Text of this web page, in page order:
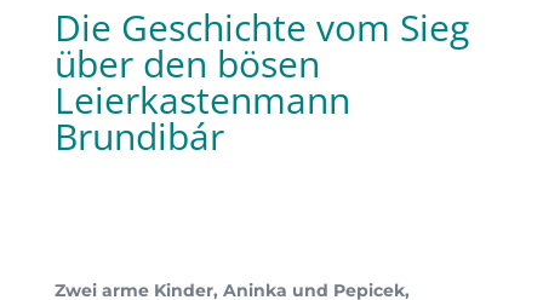
Die Geschichte vom Sieg
über den bösen
Leierkastenmann
Brundibár
Zwei arme Kinder, Aninka und Pepicek,